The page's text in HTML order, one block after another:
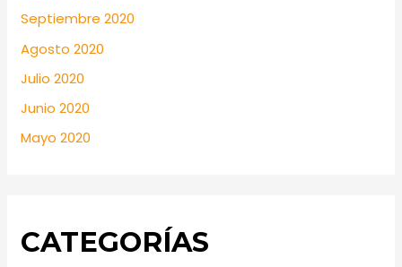
Septiembre 2020
Agosto 2020
Julio 2020
Junio 2020
Mayo 2020
CATEGORÍAS